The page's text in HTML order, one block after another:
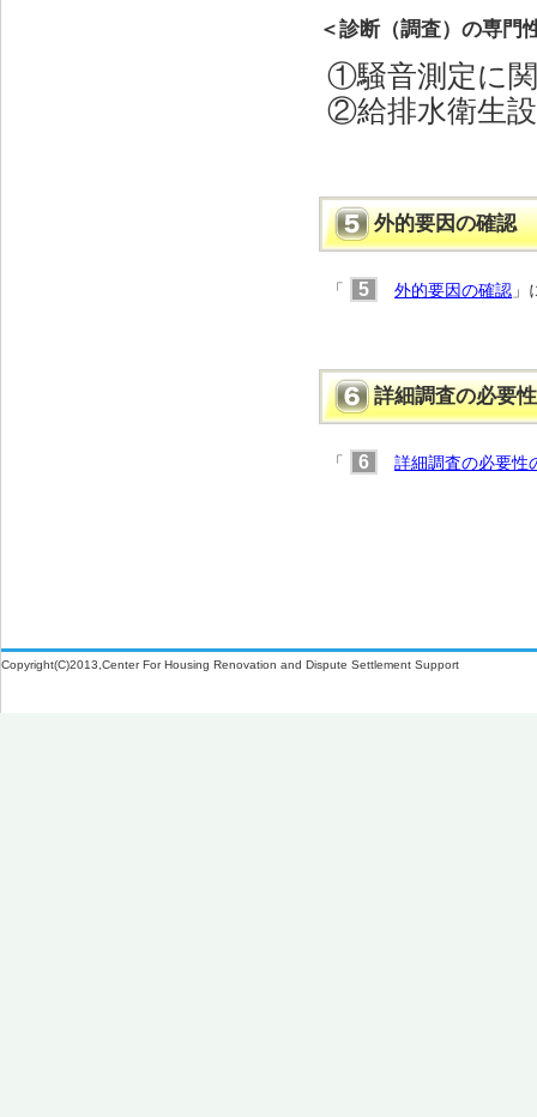
＜診断（調査）の専門
①騒音測定に
②給排水衛生
外的要因の確認
「 5 外的要因の確認 」
詳細調査の必要
「 6 詳細調査の必要性
Copyright(C)2013,Center For Housing Renovation and Dispute Settlement Support